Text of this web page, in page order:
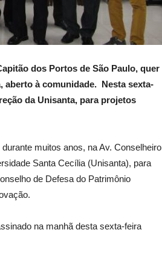
dos Portos de São Paulo, quer
à comunidade. Nesta sexta-
da Unisanta, para projetos
muitos anos, na Av. Conselheiro
Santa Cecília (Unisanta), para
de Defesa do Patrimônio
na manhã desta sexta-feira